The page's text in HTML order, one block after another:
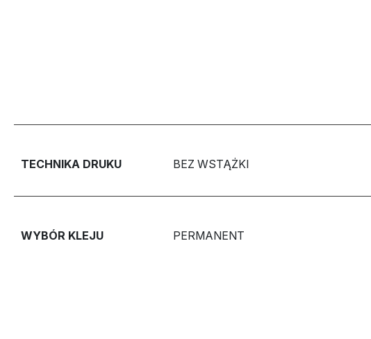
TECHNIKA DRUKU BEZ WSTĄŻKI
WYBÓR KLEJU PERMANENT